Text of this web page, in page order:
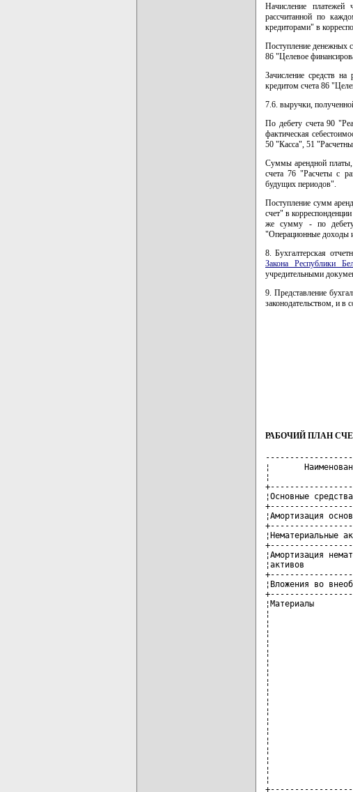
Начисление платежей
рассчитанной по
кредиторами" в
Поступление денежных
86 "Целевое
Зачисление средств
кредитом счета 86
7.6. выручки,
По дебету счета 90
фактическая
50 "Касса", 51
Суммы арендной платы,
счета 76 "Расчеты с
будущих периодов".
Поступление сумм
счет" в
же сумму - по дебету
"Операционные доходы
8. Бухгалтерская
Закона Республики
учредительными
9. Представление
законодательством, и в
РАБОЧИЙ ПЛАН
---------------------------------+-------+---------------------------------
¦       Наименование счета       ¦ Номер ¦ Номер субсчета и наименование  ¦
¦                                ¦ счета ¦                                ¦
+--------------------------------+-------+--------------------------------+
¦Основные средства               ¦  01   ¦По видам основных средств       ¦
+--------------------------------+-------+--------------------------------+
¦Амортизация основных средств    ¦  02   ¦                                ¦
+--------------------------------+-------+--------------------------------+
¦Нематериальные активы           ¦  04   ¦По видам нематериальных активов ¦
+--------------------------------+-------+--------------------------------+
¦Амортизация нематериальных      ¦  05   ¦                                ¦
¦активов                         ¦       ¦                                ¦
+--------------------------------+-------+--------------------------------+
¦Вложения во внеоборотные активы ¦  08   ¦                                ¦
+--------------------------------+-------+--------------------------------+
¦Материалы                       ¦  10   ¦1. Сырье и материалы            ¦
¦                                ¦       ¦2. Покупные полуфабрикаты и     ¦
¦                                ¦       ¦комплектующие изделия,          ¦
¦                                ¦       ¦конструкции и детали            ¦
¦                                ¦       ¦3. Топливо                      ¦
¦                                ¦       ¦4. Тара и тарные материалы      ¦
¦                                ¦       ¦5. Запасные части               ¦
¦                                ¦       ¦6. Прочие материалы             ¦
¦                                ¦       ¦7. Материалы, переданные в      ¦
¦                                ¦       ¦переработку на сторону          ¦
¦                                ¦       ¦8. Строительные материалы       ¦
¦                                ¦       ¦9. Инвентарь и хозяйственные    ¦
¦                                ¦       ¦принадлежности                  ¦
¦                                ¦       ¦10. Специальная оснастка и      ¦
¦                                ¦       ¦специальная одежда на